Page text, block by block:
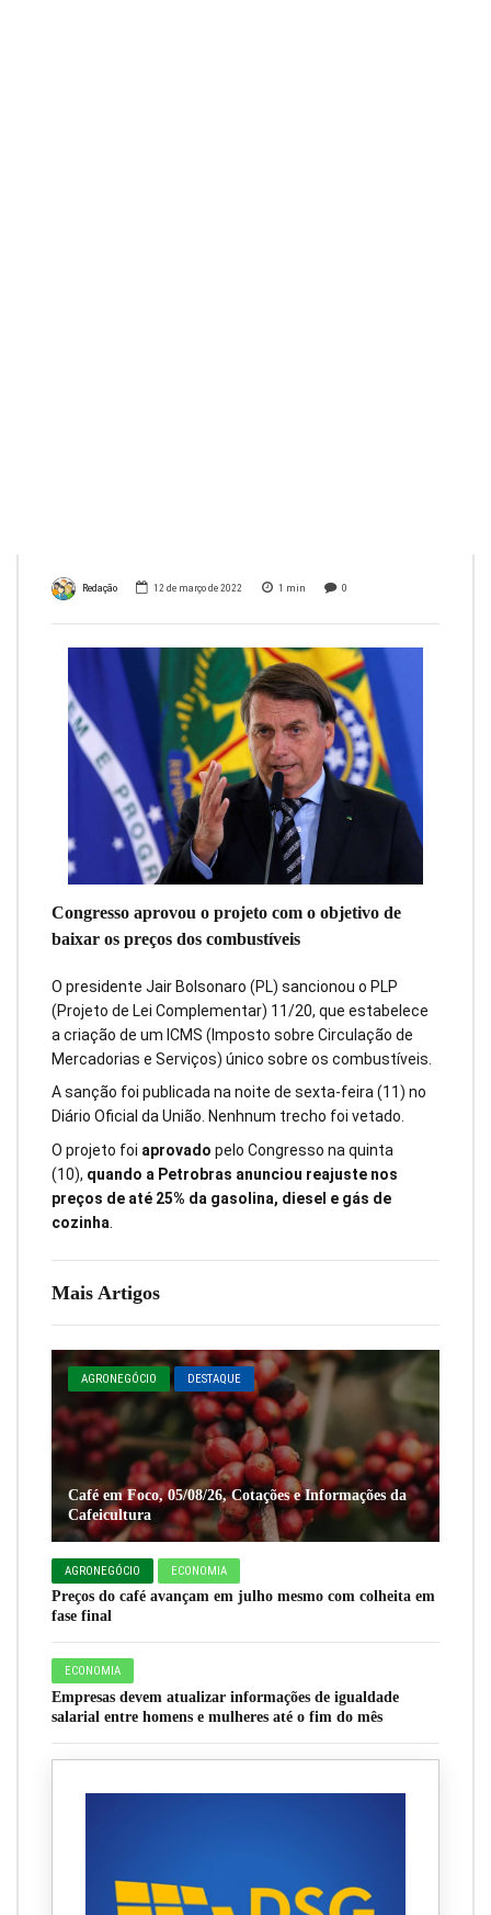
Mais Artigos
AGRONEGÓCIO DESTAQUE
Café em Foco, 05/08/26, Cotações e Informações da
Cafeicultura
AGRONEGÓCIO ECONOMIA
Preços do café avançam em julho mesmo com colheita em
fase final
ECONOMIA
Empresas devem atualizar informações de igualdade
salarial entre homens e mulheres até o fim do mês
Redação 12 de março de 2022 1 min 0
Congresso aprovou o projeto com o objetivo de
baixar os preços dos combustíveis
O presidente Jair Bolsonaro (PL) sancionou o PLP
(Projeto de Lei Complementar) 11/20, que estabelece
a criação de um ICMS (Imposto sobre Circulação de
Mercadorias e Serviços) único sobre os combustíveis.
A sanção foi publicada na noite de sexta-feira (11) no
Diário Oficial da União. Nenhnum trecho foi vetado.
O projeto foi aprovado pelo Congresso na quinta
(10), quando a Petrobras anunciou reajuste nos
preços de até 25% da gasolina, diesel e gás de
cozinha.